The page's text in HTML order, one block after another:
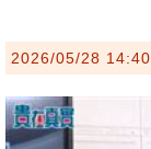
2026/05/28 14:40